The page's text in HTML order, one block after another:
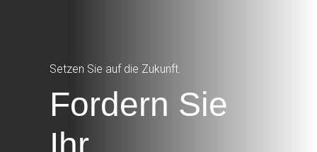
Setzen Sie auf die Zukunft.
Fordern Sie